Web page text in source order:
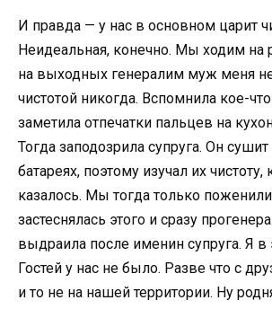
И правда — у нас в основном царит
Неидеальная, конечно. Мы ходим на
на выходных генералим муж меня
чистотой никогда. Вспомнила кое-
заметила отпечатки пальцев на
Тогда заподозрила супруга. Он
батареях, поэтому изучал их чистоту,
казалось. Мы тогда только
застеснялась этого и сразу
выдраила после именин супруга. Я в
Гостей у нас не было. Разве что с
и то не на нашей территории. Ну